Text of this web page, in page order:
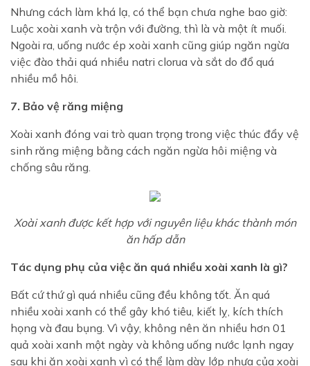
Nhưng cách làm khá lạ, có thể bạn chưa nghe bao giờ:
Luộc xoài xanh và trộn với đường, thì là và một ít muối.
Ngoài ra, uống nước ép xoài xanh cũng giúp ngăn ngừa
việc đào thải quá nhiều natri clorua và sắt do đổ quá
nhiều mồ hôi.
7. Bảo vệ răng miệng
Xoài xanh đóng vai trò quan trọng trong việc thúc đẩy vệ
sinh răng miệng bằng cách ngăn ngừa hôi miệng và
chống sâu răng.
Xoài xanh được kết hợp với nguyên liệu khác thành món
ăn hấp dẫn
Tác dụng phụ của việc ăn quá nhiều xoài xanh là gì?
Bất cứ thứ gì quá nhiều cũng đều không tốt. Ăn quá
nhiều xoài xanh có thể gây khó tiêu, kiết lỵ, kích thích
họng và đau bụng. Vì vậy, không nên ăn nhiều hơn 01
quả xoài xanh một ngày và không uống nước lạnh ngay
sau khi ăn xoài xanh vì có thể làm dày lớp nhựa của xoài